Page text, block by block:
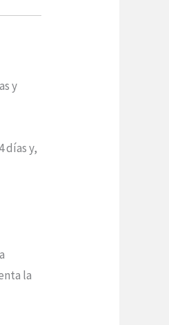
y
días y,
la